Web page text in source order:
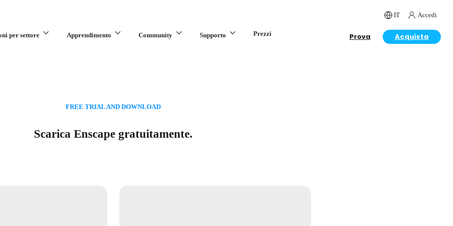
IT Accedi
per settore Apprendimento Community Supporto Prezzi Prova Acquista
Scarica Enscape gratuitamente.
FREE TRIAL AND DOWNLOAD